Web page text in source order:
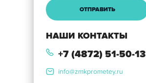
НАШИ КОНТАКТЫ
+7 (4872) 51-50-13
info@zmkprometey.ru